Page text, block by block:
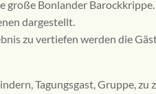
große Bonlander
dargestellt.
zu vertiefen werden die
Tagungsgast, Gruppe,